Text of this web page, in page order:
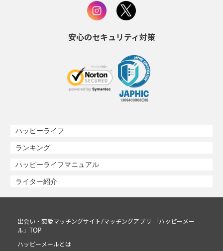
安心のセキュリティ対策
ハッピーライフ
ランキング
ハッピーライフマニュアル
ライター紹介
出会い・恋愛マッチングサイト/マッチングアプリ 「ハッピーメー
ル」TOP
ハッピーメールとは